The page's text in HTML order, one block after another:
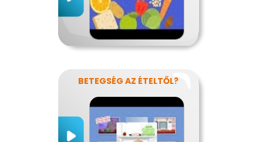
BETEGSÉG AZ ÉTELTŐL?